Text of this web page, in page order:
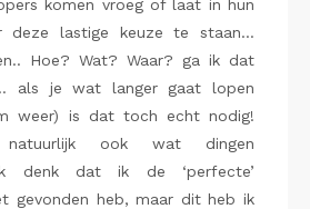
komen vroeg of laat in hun
deze lastige keuze te staan…
Hoe? Wat? Waar? ga ik dat
als je wat langer gaat lopen
weer) is dat toch echt nodig!
ook wat dingen
denk dat ik de ‘perfecte’
gevonden heb, maar dit heb ik